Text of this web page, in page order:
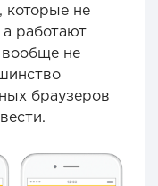
которые не
работают
вообще не
браузеров